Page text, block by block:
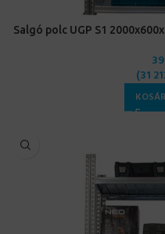
Salgó polc UGP S1
(31